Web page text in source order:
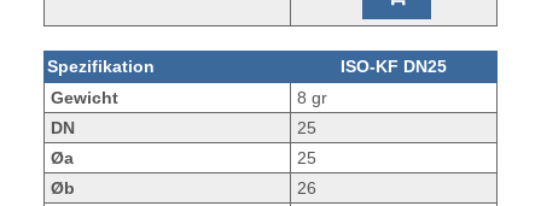
Spezifikation
ISO-KF DN25
Gewicht
8 gr
DN
25
Øa
25
Øb
26